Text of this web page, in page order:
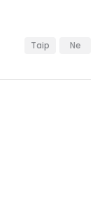
Taip Ne